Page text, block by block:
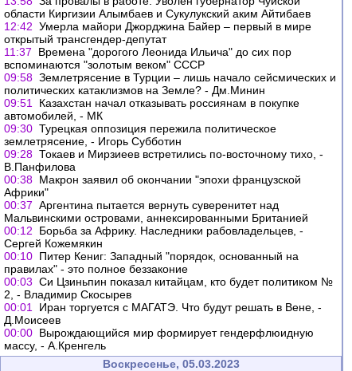
области Киргизии Алымбаев и Сукулукский аким Айтибаев
12:42 Умерла майори Джорджина Байер – первый в мире
открытый трансгендер-депутат
11:37
Времена "дорогого Леонида Ильича" до сих пор
вспоминаются "золотым веком" СССР
09:58 Землетрясение в Турции – лишь начало сейсмических и
политических катаклизмов на Земле? - Дм.Минин
09:51
Казахстан начал отказывать россиянам в покупке
автомобилей, - МК
09:30 Турецкая оппозиция пережила политическое
землетрясение, - Игорь Субботин
09:28 Токаев и Мирзиеев встретились по-восточному тихо, -
В.Панфилова
00:38 Макрон заявил об окончании "эпохи французской
Африки"
00:37 Аргентина пытается вернуть суверенитет над
Мальвинскими островами, аннексированными Британией
00:12
Борьба за Африку. Наследники рабовладельцев, -
Сергей Кожемякин
00:10 Питер Кениг: Западный "порядок, основанный на
правилах" - это полное беззаконие
00:03 Cи Цзиньпин показал китайцам, кто будет политиком №
2, - Владимир Скосырев
00:01
Иран торгуется с МАГАТЭ. Что будут решать в Вене, -
Д.Моисеев
00:00 Вырождающийся мир формирует гендерфлюидную
массу, - А.Кренгель
Воскресенье, 05.03.2023